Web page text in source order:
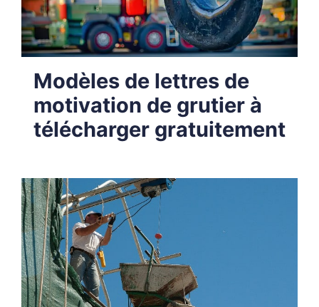
Modèles de lettres de
motivation de grutier à
télécharger gratuitement